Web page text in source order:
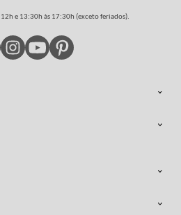
12h e 13:30h às 17:30h (exceto feriados).